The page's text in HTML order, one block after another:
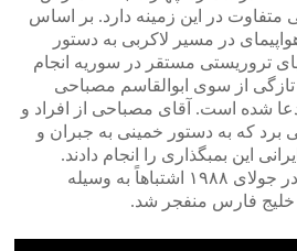
۹۲ گزارشی متفاوت در این زمینه دارد. بر اساس
در مسیر لاکربی به دستور
تروریستی مستقر در سوریه انجام
از سوی ابوالقاسم مصباحی
شده است. آقای مصباحی از افراد و
برد که به دستور خمینی به جبران و
این بمبگذاری را انجام دادند.
هواپیمای ایران ار ۶۵۵ که در جولای ۱۹۸۸ اشتباهاً به وسیله
خلیج فارس منفجر شد.